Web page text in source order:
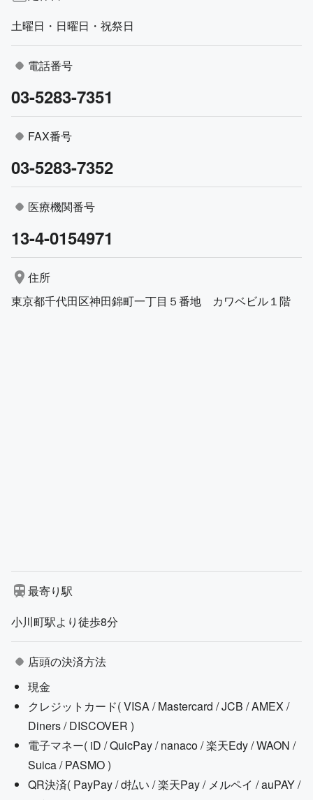
土曜日・日曜日・祝祭日
電話番号
03-5283-7351
FAX番号
03-5283-7352
医療機関番号
13-4-0154971
住所
東京都千代田区神田錦町一丁目５番地 カワベビル１階
最寄り駅
小川町駅より徒歩8分
店頭の決済方法
現金
クレジットカード(VISA / Mastercard / JCB / AMEX /
Diners / DISCOVER )
電子マネー( iD / QuicPay / nanaco / 楽天Edy / WAON /
Suica / PASMO)
QR決済( PayPay / d払い / 楽天Pay / メルペイ / auPAY /